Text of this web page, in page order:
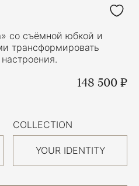
со съёмной юбкой и
трансформировать
148 500 ₽
COLLECTION
YOUR IDENTITY